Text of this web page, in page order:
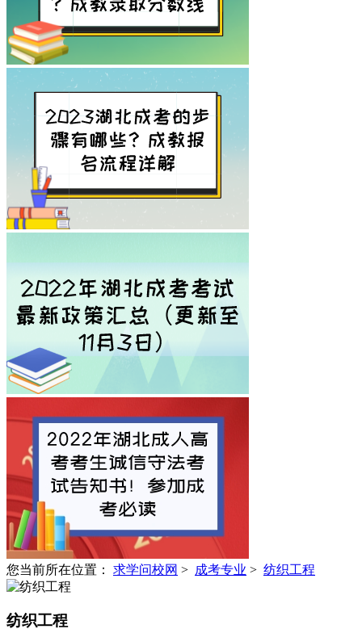
您当前所在位置： 求学问校网 > 成考专业 > 纺织工程
纺织工程